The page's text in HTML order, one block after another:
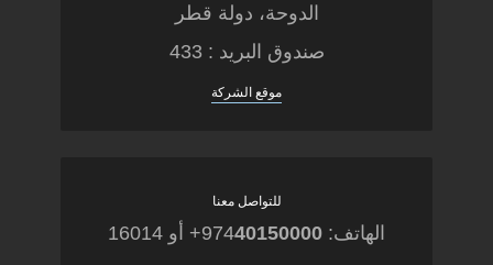
الدوحة، دولة قطر
صندوق البريد : 433
موقع الشركة
للتواصل معنا
الهاتف: 974 40150000 + أو 16014